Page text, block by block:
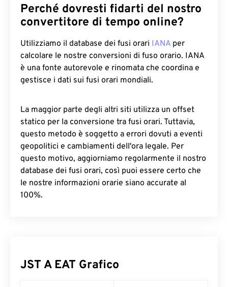
Perché dovresti fidarti del nostro
convertitore di tempo online?
Utilizziamo il database dei fusi orari IANA per
calcolare le nostre conversioni di fuso orario. IANA
è una fonte autorevole e rinomata che coordina e
gestisce i dati sui fusi orari mondiali.
La maggior parte degli altri siti utilizza un offset
statico per la conversione tra fusi orari. Tuttavia,
questo metodo è soggetto a errori dovuti a eventi
geopolitici e cambiamenti dell'ora legale. Per
questo motivo, aggiorniamo regolarmente il nostro
database dei fusi orari, così puoi essere certo che
le nostre informazioni orarie siano accurate al
100%.
JST A EAT Grafico